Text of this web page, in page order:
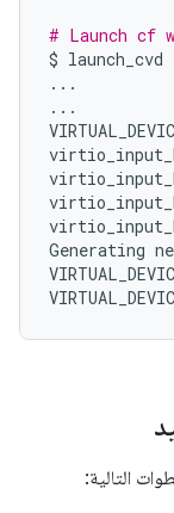
# Launch cf
$ launch_cvd
...
...
Generating
التالية: